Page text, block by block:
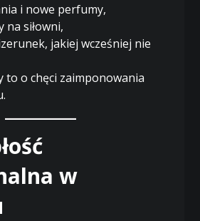
i nowe perfumy,
na siłowni,
jakiej wcześniej nie
to o chęci zaimponowania
w